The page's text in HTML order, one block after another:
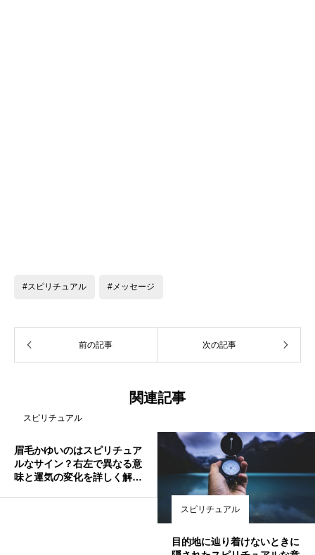
#スピリチュアル #メッセージ
前の記事 次の記事
関連記事
スピリチュアル
眉毛かゆいのはスピリチュア
ルなサイン？右左で異なる意
味と運気の変化を詳しく解説
スピリチュアル
目的地に辿り着けないときに